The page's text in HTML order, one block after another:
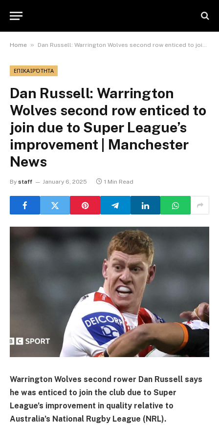
Home » Dan Russell: Warrington Wolves second row enticed to join due to Super League’s improvement | Manchester News
ΕΠΙΚΑΙΡΌΤΗΤΑ
Dan Russell: Warrington
Wolves second row enticed to
join due to Super League’s
improvement | Manchester
News
By staff January 6, 2025 1 Min Read
Warrington Wolves second rower Dan Russell says
he was enticed to join the club due to Super
League’s improvement in quality relative to
Australia’s National Rugby League (NRL).